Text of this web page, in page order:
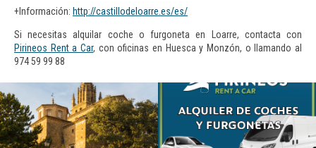
+Información: http://castillodeloarre.es/es/
Si necesitas alquilar coche o furgoneta en Loarre, contacta con
Pirineos Rent a Car, con oficinas en Huesca y Monzón, o llamando al
974 59 99 88